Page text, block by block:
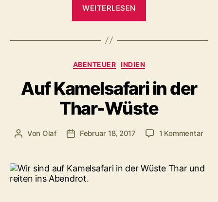
WEITERLESEN
wieder
Dorf
der
Langhalsfrauen
Kategorien
ABENTEUER INDIEN
Auf Kamelsafari in der
Thar-Wüste
Beitragsautor
Von Olaf Veröffentlichungsdatum
Februar 18, 2017 1 Kommentarzu
in